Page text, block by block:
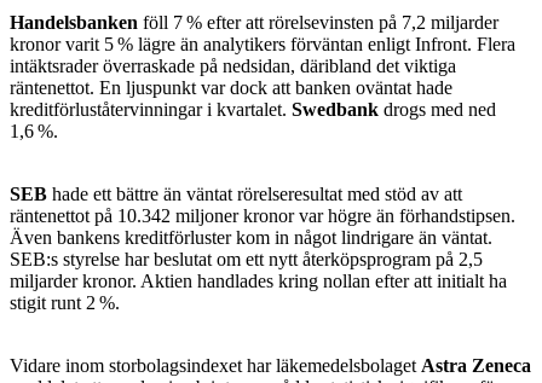
Handelsbanken föll 7 % efter att rörelsevinsten på 7,2 miljarder
kronor varit 5 % lägre än analytikers förväntan enligt Infront. Flera
intäktsrader överraskade på nedsidan, däribland det viktiga
räntenettot. En ljuspunkt var dock att banken oväntat hade
kreditförluståtervinningar i kvartalet. Swedbank drogs med ned
1,6 %.
SEB hade ett bättre än väntat rörelseresultat med stöd av att
räntenettot på 10.342 miljoner kronor var högre än förhandstipsen.
Även bankens kreditförluster kom in något lindrigare än väntat.
SEB:s styrelse har beslutat om ett nytt återköpsprogram på 2,5
miljarder kronor. Aktien handlades kring nollan efter att initialt ha
stigit runt 2 %.
Vidare inom storbolagsindexet har läkemedelsbolagetAstra Zeneca